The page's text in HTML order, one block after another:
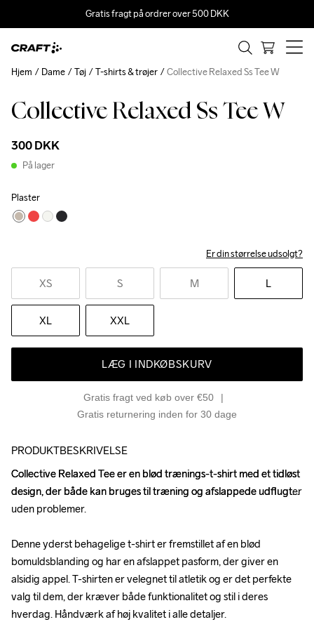
Gratis fragt på ordrer over 500 DKK
Collective Relaxed Ss Tee W
300 DKK
På lager
Plaster
Er din størrelse udsolgt?
XS S M L
XL XXL
LÆG I INDKØBSKURV
Gratis fragt ved køb over €50
Gratis returnering inden for 30 dage
Hjem Dame Tøj T-shirts & trøjer Collective Relaxed Ss Tee W
PRODUKTBESKRIVELSE
Collective Relaxed Tee er en blød trænings-t-shirt med et tidløst
design, der både kan bruges til træning og afslappede udflugter
uden problemer.
Denne yderst behagelige t-shirt er fremstillet af en blød
bomuldsblanding og har en afslappet pasform, der giver en
alsidig appel. T-shirten er velegnet til atletik og er det perfekte
valg til dem, der kræver både funktionalitet og stil i deres
hverdag. Håndværk af høj kvalitet i alle detaljer.
Collective Relaxed Tee er en blød trænings-t-shirt med et tidløst
design, der både kan bruges til træning og afslappede udflugter
uden problemer.
Denne yderst behagelige t-shirt er fremstillet af en blød
bomuldsblanding og har en afslappet pasform, der giver en
alsidig appel. T-shirten er velegnet til atletik og er det perfekte
valg til dem, der kræver både funktionalitet og stil i deres
hverdag. Håndværk af høj kvalitet i alle detaljer.